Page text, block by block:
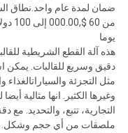
ضمان لمدة عام واحد.نطاق
يوما
هذه آلة القطع الشريطية
دقيق وسريع للقالبات.
مثل التجزئة والسياراتالغذاء
وغيرها الكثير. انها مثالية
التجارية، تتبع، والتحديد. مع
ملصقات من أي حجم وشكل.